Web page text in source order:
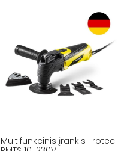
Multifunkcinis įrankis Trotec